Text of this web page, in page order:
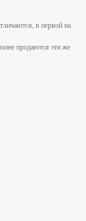
в первой на
продаются эти же